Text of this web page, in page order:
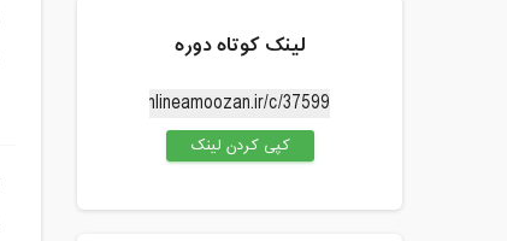
لینک کوتاه دوره
کپی کردن لینک